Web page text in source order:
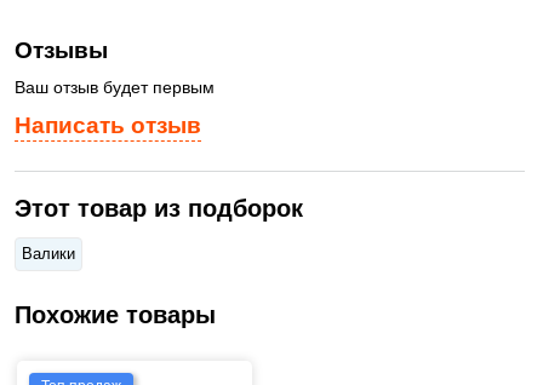
Написать отзыв
Отзывы
Ваш отзыв будет первым
Этот товар из подборок
Валики
Похожие товары